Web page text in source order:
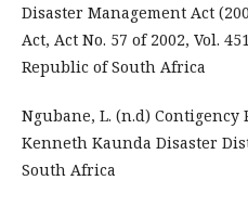
Disaster Management Act
Act, Act No. 57 of 2002, Vol.
Republic of South Africa
Ngubane, L. (n.d) Contigency
Kenneth Kaunda Disaster
South Africa